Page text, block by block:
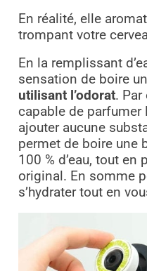
En réalité, elle
trompant votre
En la remplissant
sensation de boire
utilisant l’odorat. Par
capable de parfumer
ajouter aucune
permet de boire une
100 % d’eau, tout en
original. En somme
s’hydrater tout en